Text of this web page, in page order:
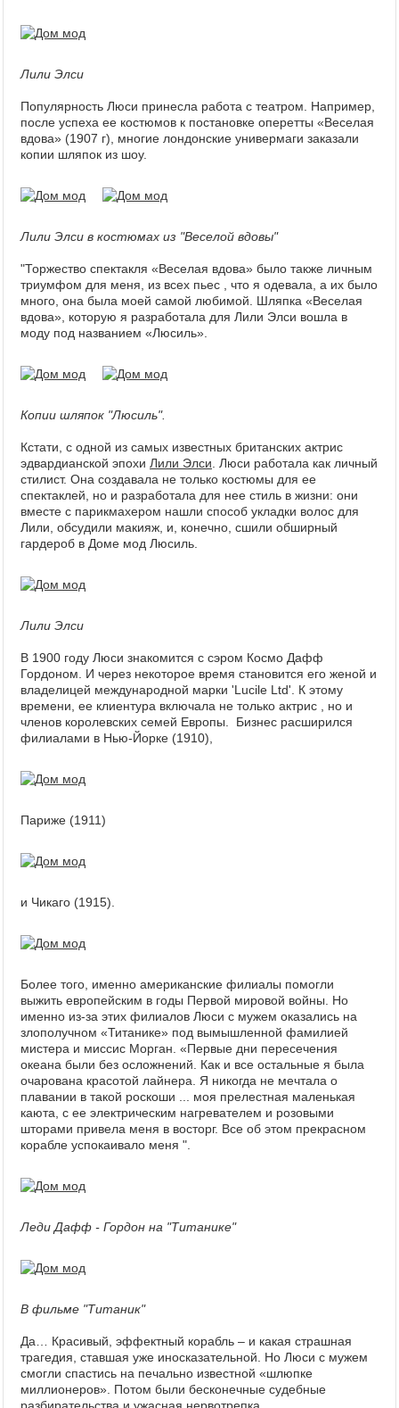
Лили Элси
Популярность Люси принесла работа с театром. Например,
после успеха ее костюмов к постановке оперетты «Веселая
вдова» (1907 г), многие лондонские универмаги заказали
копии шляпок из шоу.
Лили Элси в костюмах из "Веселой вдовы"
"Торжество спектакля «Веселая вдова» было также личным
триумфом для меня, из всех пьес , что я одевала, а их было
много, она была моей самой любимой. Шляпка «Веселая
вдова», которую я разработала для Лили Элси вошла в
моду под названием «Люсиль».
Копии шляпок "Люсиль".
Кстати, с одной из самых известных британских актрис
эдвардианской эпохи Лили Элси . Люси работала как личный
стилист. Она создавала не только костюмы для ее
спектаклей, но и разработала для нее стиль в жизни: они
вместе с парикмахером нашли способ укладки волос для
Лили, обсудили макияж, и, конечно, сшили обширный
гардероб в Доме мод Люсиль.
Лили Элси
В 1900 году Люси знакомится с сэром Космо Дафф
Гордоном. И через некоторое время становится его женой и
владелицей международной марки 'Lucile Ltd'. К этому
времени, ее клиентура включала не только актрис , но и
членов королевских семей Европы. Бизнес расширился
филиалами в Нью-Йорке (1910),
Париже (1911)
и Чикаго (1915).
Более того, именно американские филиалы помогли
выжить европейским в годы Первой мировой войны. Но
именно из-за этих филиалов Люси с мужем оказались на
злополучном «Титанике» под вымышленной фамилией
мистера и миссис Морган. «Первые дни пересечения
океана были без осложнений. Как и все остальные я была
очарована красотой лайнера. Я никогда не мечтала о
плавании в такой роскоши ... моя прелестная маленькая
каюта, с ее электрическим нагревателем и розовыми
шторами привела меня в восторг. Все об этом прекрасном
корабле успокаивало меня ".
Леди Дафф - Гордон на "Титанике"
В фильме "Титаник"
Да… Красивый, эффектный корабль – и какая страшная
трагедия, ставшая уже иносказательной. Но Люси с мужем
смогли спастись на печально известной «шлюпке
миллионеров». Потом были бесконечные судебные
разбирательства и ужасная нервотрепка.